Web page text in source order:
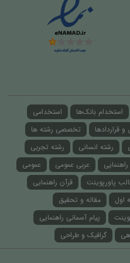
استخدام بانک‌ها
استخدامی
قراردادها
تخصصی رشته ها
رشته انسانی
رشته تجربی
عربی عمومی
عمومی
پاورپوینت
قرآن راهنمایی
اول
مقاله و تحقیق
پیام آسمانی راهنمایی
گرافیک و طراحی